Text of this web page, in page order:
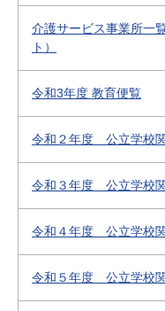
介護サービス事業所一
ト）
令和3年度 教育便覧
令和２年度 公立学校
令和３年度 公立学校
令和４年度 公立学校
令和５年度 公立学校